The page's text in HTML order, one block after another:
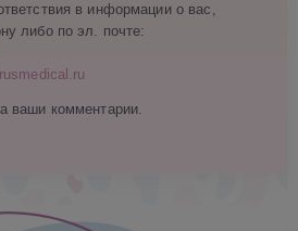
в информации о вас,
либо по эл. почте:
ваши комментарии.